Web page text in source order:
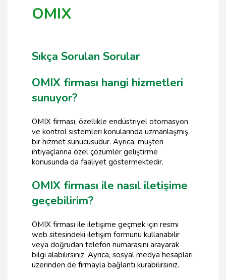
OMIX
Sıkça Sorulan Sorular
OMIX firması hangi hizmetleri
sunuyor?
OMIX firması, özellikle endüstriyel otomasyon
ve kontrol sistemleri konularında uzmanlaşmış
bir hizmet sunucusudur. Ayrıca, müşteri
ihtiyaçlarına özel çözümler geliştirme
konusunda da faaliyet göstermektedir.
OMIX firması ile nasıl iletişime
geçebilirim?
OMIX firması ile iletişime geçmek için resmi
web sitesindeki iletişim formunu kullanabilir
veya doğrudan telefon numarasını arayarak
bilgi alabilirsiniz. Ayrıca, sosyal medya hesapları
üzerinden de firmayla bağlantı kurabilirsiniz.